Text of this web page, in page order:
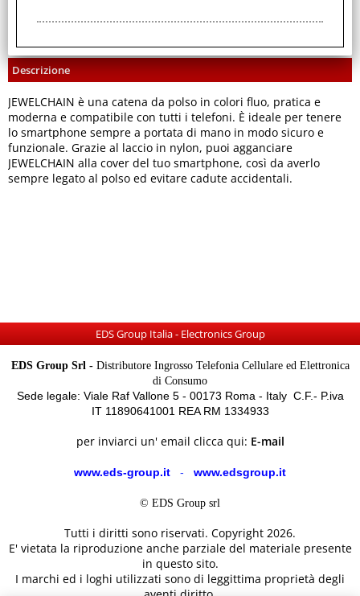
Descrizione
JEWELCHAIN è una catena da polso in colori fluo, pratica e
moderna e compatibile con tutti i telefoni. È ideale per tenere
lo smartphone sempre a portata di mano in modo sicuro e
funzionale. Grazie al laccio in nylon, puoi agganciare
JEWELCHAIN alla cover del tuo smartphone, così da averlo
sempre legato al polso ed evitare cadute accidentali.
EDS Group Italia - Electronics Group
EDS Group Srl -Distributore Ingrosso Telefonia Cellulare ed Elettronica
di Consumo
Sede legale: Viale Raf Vallone 5 - 00173 Roma - Italy C.F.- P.iva
IT 11890641001 REA RM 1334933
per inviarci un' email clicca qui: E-mail
www.eds-group.it - www.edsgroup.it
© EDS Group srl
Tutti i diritti sono riservati. Copyright 2026.
E' vietata la riproduzione anche parziale del materiale presente
in questo sito.
I marchi ed i loghi utilizzati sono di leggittima proprietà degli